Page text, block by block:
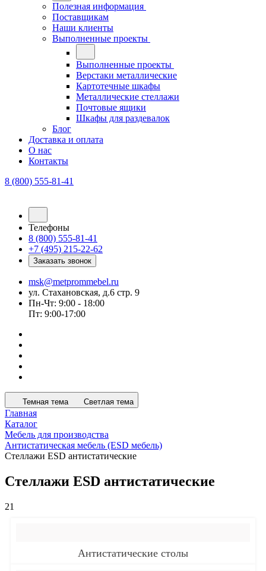
Полезная информация
Поставщикам
Наши клиенты
Выполненные проекты
Выполненные проекты
Верстаки металлические
Картотечные шкафы
Металлические стеллажи
Почтовые ящики
Шкафы для раздевалок
Блог
Доставка и оплата
О нас
Контакты
8 (800) 555-81-41
Телефоны
8 (800) 555-81-41
+7 (495) 215-22-62
Заказать звонок
msk@metprommebel.ru
ул. Стахановская, д.6 стр. 9
Пн-Чт: 9:00 - 18:00
Пт: 9:00-17:00
Темная тема Светлая тема
Главная
Каталог
Мебель для производства
Антистатическая мебель (ESD мебель)
Стеллажи ESD антистатические
Стеллажи ESD антистатические
21
Антистатические столы